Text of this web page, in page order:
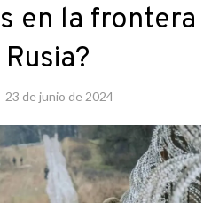
en la frontera
23 de junio de 2024